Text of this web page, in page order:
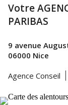
Votre
PARIBAS
9 avenue
06000 Nice
Agence Conseil